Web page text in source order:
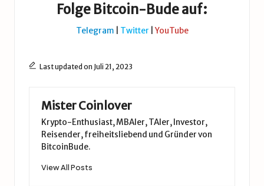
Folge Bitcoin-Bude auf:
Telegram Twitter |YouTube
Last updated on Juli 21, 2023
Mister Coinlover
Krypto-Enthusiast, MBAler, TAler, Investor,
Reisender, freiheitsliebend und Gründer von
BitcoinBude.
View All Posts